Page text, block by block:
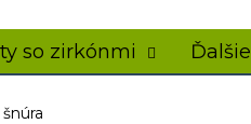
so zirkónmi Ďalšie